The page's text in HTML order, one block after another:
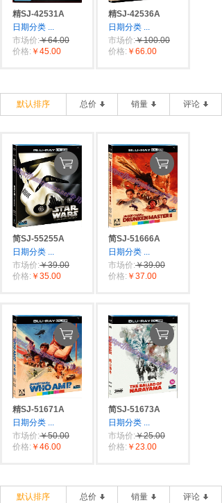
精SJ-42531A
日期分类 ...
市场价:￥64.00
价格: ￥45.00
精SJ-42536A
日期分类 ...
市场价:￥100.00
价格: ￥66.00
默认排序 总价 销量 评论
简SJ-55255A
日期分类 ...
市场价:￥39.00
价格: ￥35.00
简SJ-51666A
日期分类 ...
市场价:￥39.00
价格: ￥37.00
精SJ-51671A
日期分类 ...
市场价:￥50.00
价格: ￥46.00
简SJ-51673A
日期分类 ...
市场价:￥25.00
价格: ￥23.00
默认排序 总价 销量 评论